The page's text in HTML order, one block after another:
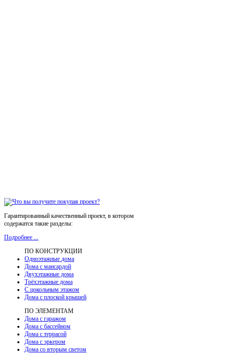
Гарантированный качественный проект, в котором
содержатся такие разделы:
Подробнее ...
ПО КОНСТРУКЦИИ
Одноэтажные дома
Дома с мансардой
Двухэтажные дома
Трёхэтажные дома
С цокольным этажом
Дома с плоской крышей
ПО ЭЛЕМЕНТАМ
Дома с гаражом
Дома с бассейном
Дома с террасой
Дома с эркером
Дома со вторым светом